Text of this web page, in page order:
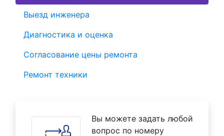
Выезд инженера
Диагностика и оценка
Согласование цены ремонта
Ремонт техники
Вы можете задать любой
вопрос по номеру